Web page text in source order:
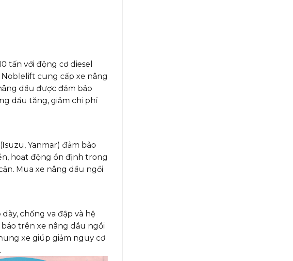
tấn với động cơ diesel
cung cấp xe nâng
dầu được đảm bảo
dầu tăng, giảm chi phí
Yanmar) đảm bảo
hoạt động ổn định trong
Mua xe nâng dầu ngồi
chống va đập và hệ
trên xe nâng dầu ngồi
xe giúp giảm nguy cơ